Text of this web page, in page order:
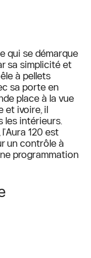
qui se démarque
sa simplicité et
à pellets
sa porte en
place à la vue
et ivoire, il
les intérieurs.
120 est
un contrôle à
programmation